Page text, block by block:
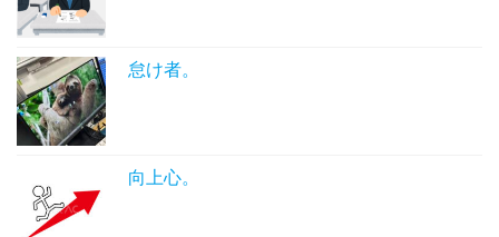
怠け者。
向上心。